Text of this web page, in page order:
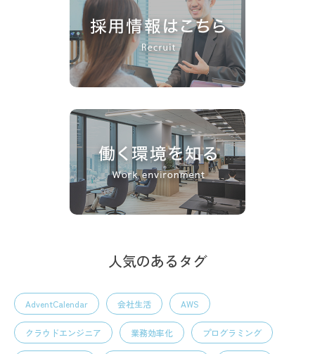
人気のあるタグ
AdventCalendar 会社生活 AWS
クラウドエンジニア 業務効率化 プログラミング